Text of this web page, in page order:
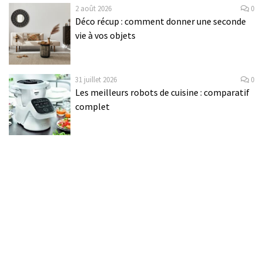
2 août 2026 0
Déco récup : comment donner une seconde
vie à vos objets
31 juillet 2026 0
Les meilleurs robots de cuisine : comparatif
complet